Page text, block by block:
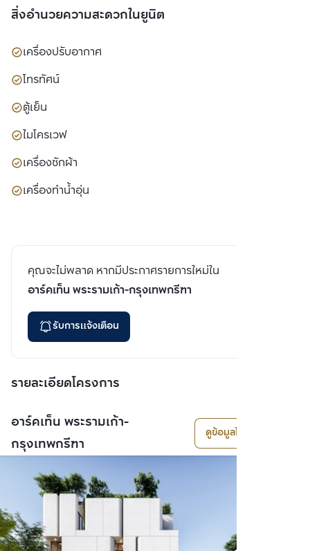
สิ่งอำนวยความสะดวกในยูนิต
เครื่องปรับอากาศ
โทรทัศน์
ตู้เย็น
ไมโครเวฟ
เครื่องซักผ้า
เครื่องทำน้ำอุ่น
คุณจะไม่พลาด หากมีประกาศรายการใหม่ใน
อาร์คเท็น พระรามเก้า-กรุงเทพกรีฑา
รับการแจ้งเตือน
รายละเอียดโครงการ
อาร์คเท็น พระรามเก้า-
กรุงเทพกรีฑา
ดูข้อมูลโครงการ